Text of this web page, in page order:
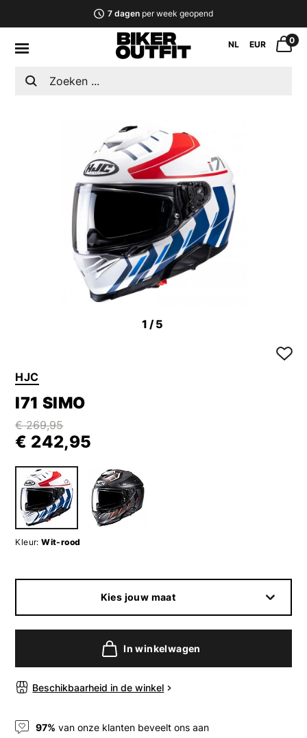
7 dagenper week geopend
NL EUR 0
1 /5
HJC
I71 SIMO
€ 269,95
€ 242,95
Kleur: Wit-rood
Kies jouw maat
In winkelwagen
Beschikbaarheid in de winkel
97% van onze klanten beveelt ons aan